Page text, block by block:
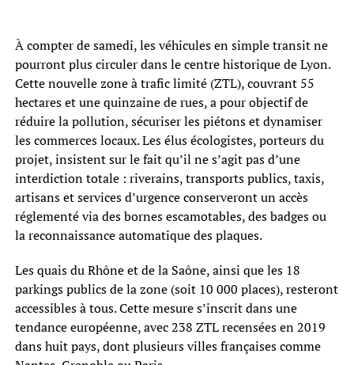
À compter de samedi, les véhicules en simple transit ne
pourront plus circuler dans le centre historique de Lyon.
Cette nouvelle zone à trafic limité (ZTL), couvrant 55
hectares et une quinzaine de rues, a pour objectif de
réduire la pollution, sécuriser les piétons et dynamiser
les commerces locaux. Les élus écologistes, porteurs du
projet, insistent sur le fait qu’il ne s’agit pas d’une
interdiction totale : riverains, transports publics, taxis,
artisans et services d’urgence conserveront un accès
réglementé via des bornes escamotables, des badges ou
la reconnaissance automatique des plaques.
Les quais du Rhône et de la Saône, ainsi que les 18
parkings publics de la zone (soit 10 000 places), resteront
accessibles à tous. Cette mesure s’inscrit dans une
tendance européenne, avec 238 ZTL recensées en 2019
dans huit pays, dont plusieurs villes françaises comme